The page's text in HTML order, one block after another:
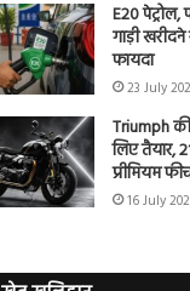
E20
गाड़ी
फायदा
23 July
Triumph
लिए तैयार,
प्रीमियम
16 July